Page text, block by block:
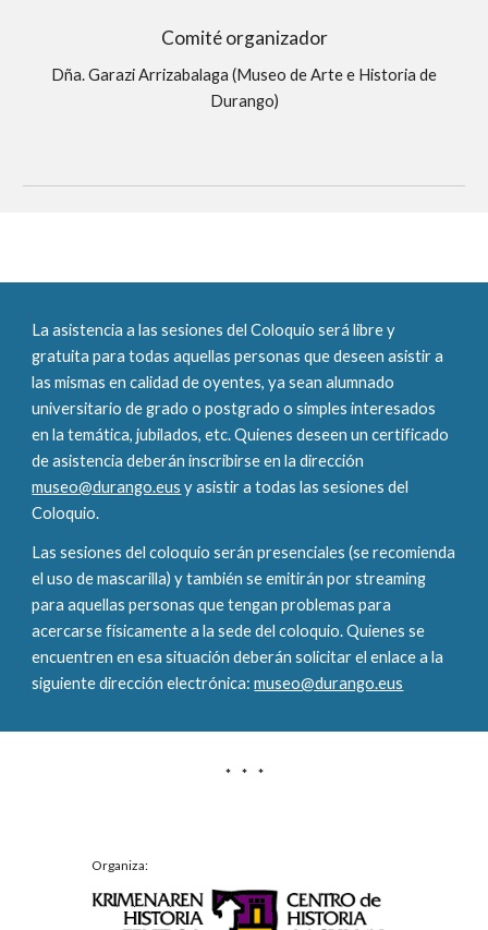
Comité organizador
Dña. Garazi Arrizabalaga (Museo de Arte e Historia de
Durango)
La asistencia a las sesiones del Coloquio será libre y
gratuita para todas aquellas personas que deseen asistir a
las mismas en calidad de oyentes, ya sean alumnado
universitario de grado o postgrado o simples interesados
en la temática, jubilados, etc. Quienes deseen un certificado
de asistencia deberán inscribirse en la dirección
museo@durango.eus y asistir a todas las sesiones del
Coloquio.
Las sesiones del coloquio serán presenciales (se recomienda
el uso de mascarilla) y también se emitirán por streaming
para aquellas personas que tengan problemas para
acercarse físicamente a la sede del coloquio. Quienes se
encuentren en esa situación deberán solicitar el enlace a la
siguiente dirección electrónica:museo@durango.eus
* * *
Organiza: